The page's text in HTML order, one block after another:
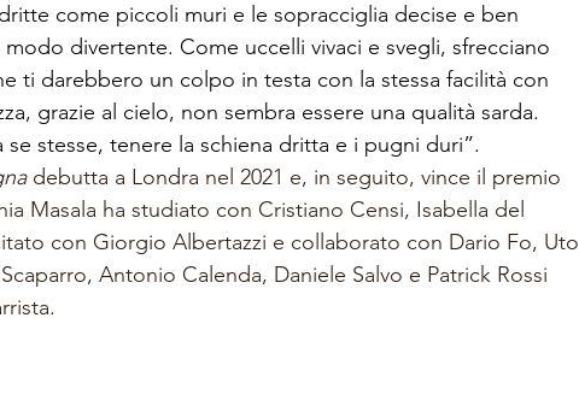
come piccoli muri e le sopracciglia decise e ben
divertente. Come uccelli vivaci e svegli, sfrecciano
ti darebbero un colpo in testa con la stessa facilità con
grazie al cielo, non sembra essere una qualità sarda.
stesse, tenere la schiena dritta e i pugni duri”.
debutta a Londra nel 2021 e, in seguito, vince il premio
Masala ha studiato con Cristiano Censi, Isabella del
con Giorgio Albertazzi e collaborato con Dario Fo, Uto
Antonio Calenda, Daniele Salvo e Patrick Rossi